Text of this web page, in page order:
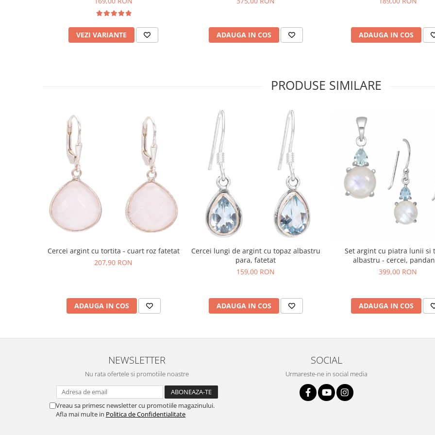
VEZI VARIANTE ADAUGA IN COS ADAUGA IN COS
PRODUSE SIMILARE
Cercei argint cu tortita - cuart roz fatetat
207,90 RON
ADAUGA IN COS
Cercei lungi de argint cu topaz albastru
para, fatetat
159,00 RON
ADAUGA IN COS
Set argint cu piatra lunii si
albastru - cercei,
399,00 RON
ADAUGA IN COS
NEWSLETTER
Nu rata ofertele si promotiile noastre
Vreau sa primesc newsletter cu promotiile magazinului.
Afla mai multe in Politica de Confidentialitate
SOCIAL
Urmareste-ne in social media